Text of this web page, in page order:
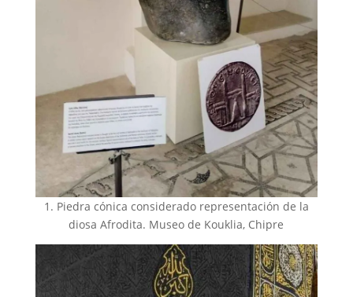
1. Piedra cónica considerado representación de la
diosa Afrodita. Museo de Kouklia, Chipre